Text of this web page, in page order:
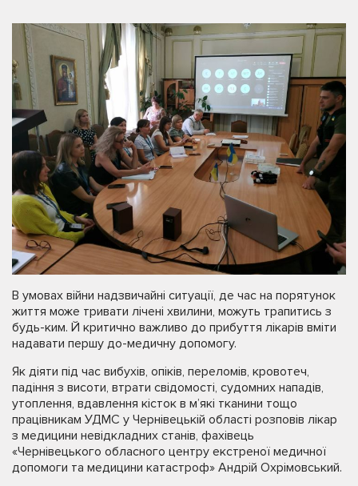
В умовах війни надзвичайні ситуації, де час на порятунок
життя може тривати лічені хвилини, можуть трапитись з
будь-ким. Й критично важливо до прибуття лікарів вміти
надавати першу до-медичну допомогу.
Як діяти під час вибухів, опіків, переломів, кровотеч,
падіння з висоти, втрати свідомості, судомних нападів,
утоплення, вдавлення кісток в м’які тканини тощо
працівникам УДМС у Чернівецькій області розповів лікар
з медицини невідкладних станів, фахівець
«Чернівецького обласного центру екстреної медичної
допомоги та медицини катастроф» Андрій Охрімовський.